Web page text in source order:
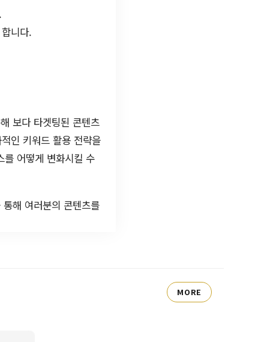
니다.
보다 타겟팅된 콘텐츠
인 키워드 활용 전략을
를 어떻게 변화시킬 수
해 여러분의 콘텐츠를
MORE